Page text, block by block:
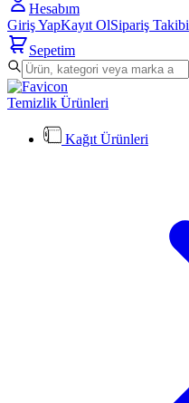
Hesabım
Giriş YapKayıt OlSipariş Takibi
Sepetim
Temizlik Ürünleri
Kağıt Ürünleri